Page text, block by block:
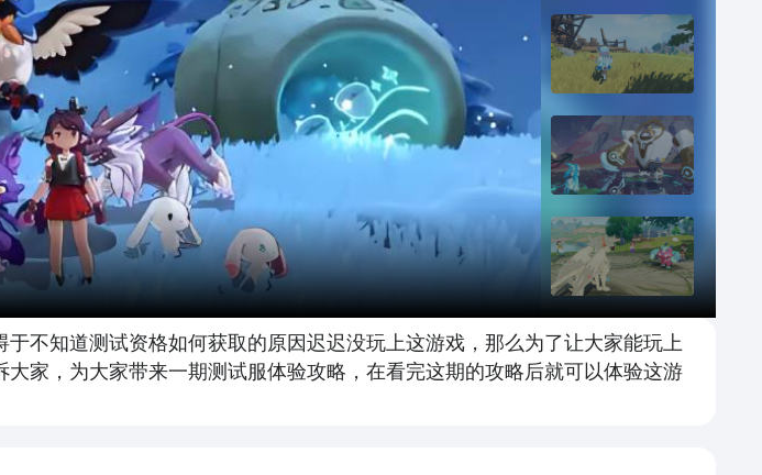
不知道测试资格如何获取的原因迟迟没玩上这游戏，那么为了让大家能玩上
家，为大家带来一期测试服体验攻略，在看完这期的攻略后就可以体验这游